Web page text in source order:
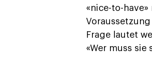
«nice-to-
Frage lautet
«Wer muss sie